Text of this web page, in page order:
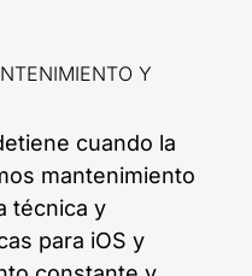
Y
cuando la
mantenimiento
técnica y
para iOS y